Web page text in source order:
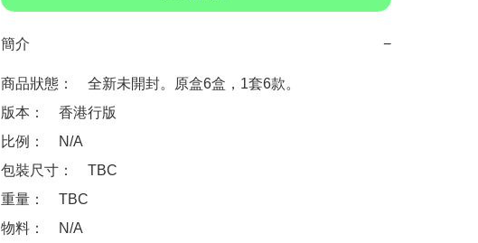
簡介 −
商品狀態：　全新未開封。原盒6盒，1套6款。
版本：　香港行版
比例：　N/A
包裝尺寸：　TBC
重量：　TBC
物料：　N/A